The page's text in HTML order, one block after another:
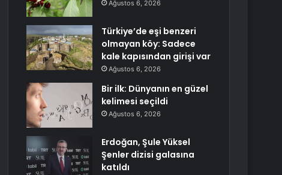
Ağustos 6, 2026
Türkiye’de eşi benzeri
olmayan köy: Sadece
kale kapısından girişi var
Ağustos 6, 2026
Bir ilk: Dünyanın en güzel
kelimesi seçildi
Ağustos 6, 2026
Erdoğan, Şule Yüksel
Şenler dizisi galasına
katıldı